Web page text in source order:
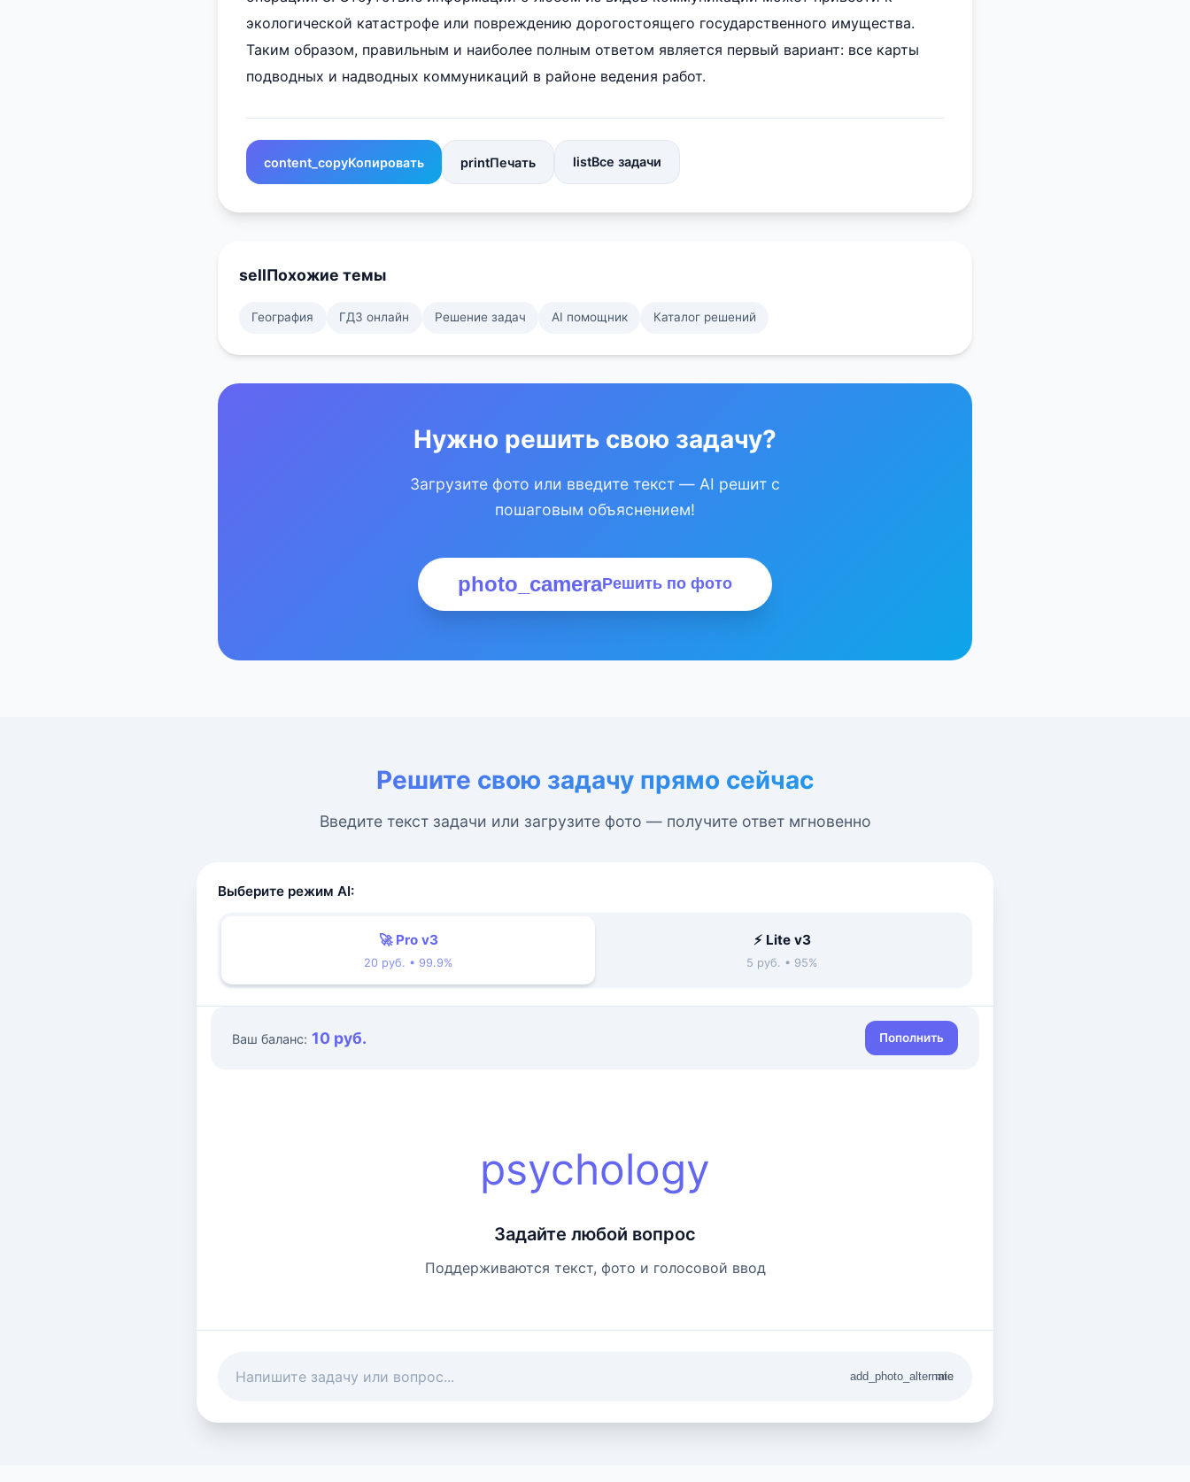
экологической катастрофе или повреждению дорогостоящего государственного имущества.
Таким образом, правильным и наиболее полным ответом является первый вариант: все карты
подводных и надводных коммуникаций в районе ведения работ.
content_copyКопировать printПечать listВсе задачи
sellПохожие темы
География ГДЗ онлайн Решение задач AI помощник Каталог решений
Нужно решить свою задачу?
Загрузите фото или введите текст — AI решит с
пошаговым объяснением!
photo_cameraРешить по фото
Решите свою задачу прямо сейчас
Введите текст задачи или загрузите фото — получите ответ мгновенно
Выберите режим AI:
🚀 Pro v3
20 руб. • 99.9%
⚡ Lite v3
5 руб. • 95%
Ваш баланс: 10 руб. Пополнить
psychology
Задайте любой вопрос
Поддерживаются текст, фото и голосовой ввод
add_photo_alternate
mic